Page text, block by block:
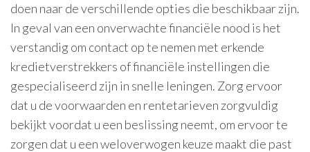
doen naar de verschillende opties die beschikbaar zijn.
In geval van een onverwachte financiële nood is het
verstandig om contact op te nemen met erkende
kredietverstrekkers of financiële instellingen die
gespecialiseerd zijn in snelle leningen. Zorg ervoor
dat u de voorwaarden en rentetarieven zorgvuldig
bekijkt voordat u een beslissing neemt, om ervoor te
zorgen dat u een weloverwogen keuze maakt die past